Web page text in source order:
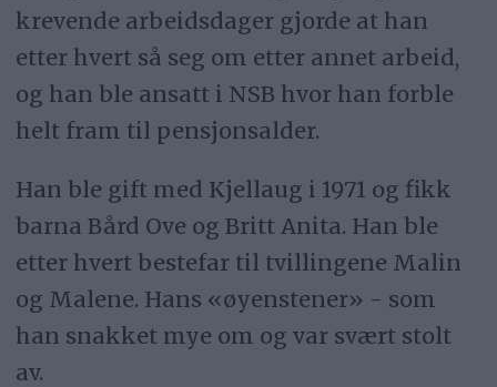
krevende arbeidsdager gjorde at han
etter hvert så seg om etter annet arbeid,
og han ble ansatt i NSB hvor han forble
helt fram til pensjonsalder.
Han ble gift med Kjellaug i 1971 og fikk
barna Bård Ove og Britt Anita. Han ble
etter hvert bestefar til tvillingene Malin
og Malene. Hans «øyenstener» - som
han snakket mye om og var svært stolt
av.